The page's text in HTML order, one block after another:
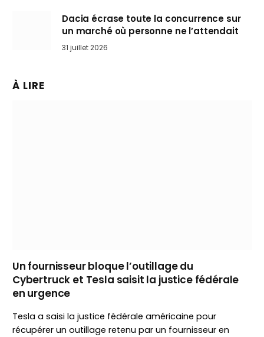
Dacia écrase toute la concurrence sur
un marché où personne ne l’attendait
31 juillet 2026
À LIRE
Un fournisseur bloque l’outillage du
Cybertruck et Tesla saisit la justice fédérale
en urgence
Tesla a saisi la justice fédérale américaine pour
récupérer un outillage retenu par un fournisseur en